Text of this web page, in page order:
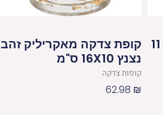
[[ קופת צדקה מפולימר 11
קופת צדקה מאקריליק זהב
נצנץ 16X10 ס"מ
קופות צדקה
62.98 ₪